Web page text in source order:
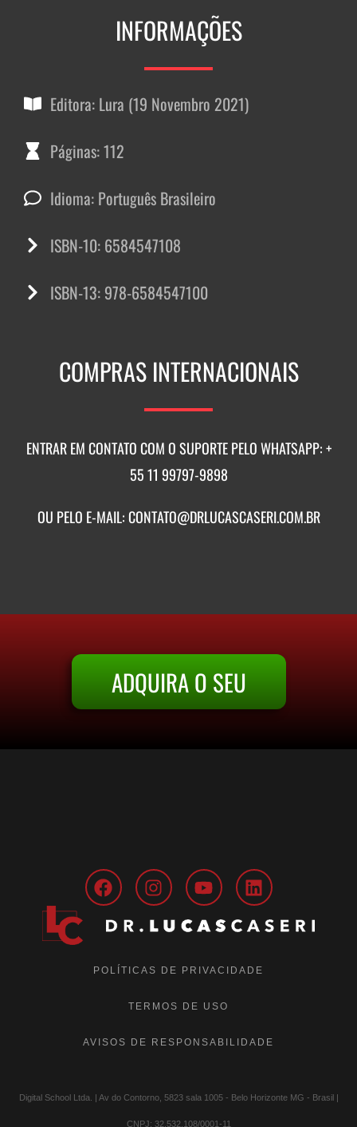
INFORMAÇÕES
Editora: Lura (19 Novembro 2021)
Páginas: 112
Idioma: Português Brasileiro
ISBN-10: 6584547108
ISBN-13: 978-6584547100
COMPRAS INTERNACIONAIS
ENTRAR EM CONTATO COM O SUPORTE PELO WHATSAPP: +
55 11 99797-9898
OU PELO E-MAIL:CONTATO@DRLUCASCASERI.COM.BR
ADQUIRA O SEU
POLÍTICAS DE PRIVACIDADE
TERMOS DE USO
AVISOS DE RESPONSABILIDADE
Digital School Ltda. | Av do Contorno, 5823 sala 1005 - Belo Horizonte MG - Brasil |
CNPJ: 32.532.108/0001-11